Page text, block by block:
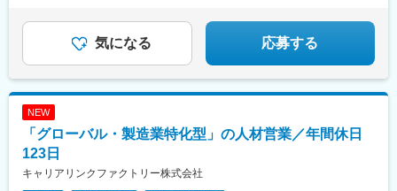
駅、日本橋駅(東京都)、築地市場駅、水天宮前駅、新富町駅(東京
都)、天王洲アイル駅、勝どき駅、京橋駅(東京都)、新中野駅、豊
駅、東武練馬駅、新横浜駅、横浜駅、桜木町駅、二俣新町駅、松
駅、海浜幕張駅、誉田駅、前原駅、船橋日大前駅、柏駅、柏の葉
気になる 応募する
NEW
「グローバル・製造業特化型」の人材営業／年間休日
123日
キャリアリンクファクトリー株式会社